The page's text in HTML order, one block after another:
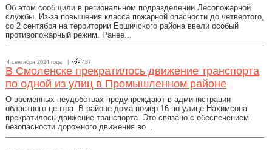
Об этом сообщили в региональном подразделении Лесопожарной
службы. Из-за повышения класса пожарной опасности до четвертого,
со 2 сентября на территории Ершичского района ввели особый
противопожарный режим. Ранее...
4 сентября 2024 года | 487
В Смоленске прекратилось движение транспорта
по одной из улиц в Промышленном районе
О временных неудобствах предупреждают в администрации
областного центра. В районе дома номер 16 по улице Нахимсона
прекратилось движение транспорта. Это связано с обеспечением
безопасности дорожного движения во...